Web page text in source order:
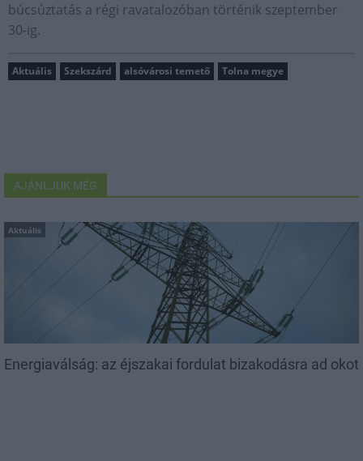
búcsúztatás a régi ravatalozóban történik szeptember
30-ig.
Aktuális Szekszárd alsóvárosi temető Tolna megye
AJÁNLJUK MÉG
Aktuális
Energiaválság: az éjszakai fordulat bizakodásra ad okot